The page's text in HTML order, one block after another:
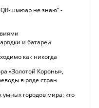
шмюар не знаю“ -
и батареи
как никогда
«Золотой Короны»,
в ряде стран
городов мира: кто